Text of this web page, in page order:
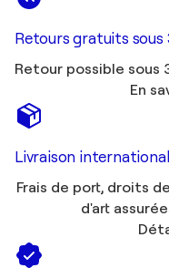
Retours gratuits sous
Retour possible sous
En
Livraison
Frais de port, droits
d'art